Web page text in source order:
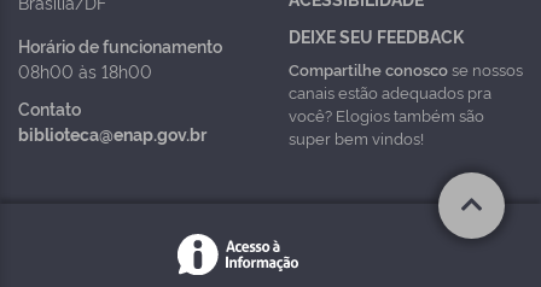
Horário de funcionamento
08h00 às 18h00
Contato
biblioteca@enap.gov.br
DEIXE SEU FEEDBACK
Compartilhe conoscose nossos
canais estão adequados pra
você? Elogios também são
super bem vindos!